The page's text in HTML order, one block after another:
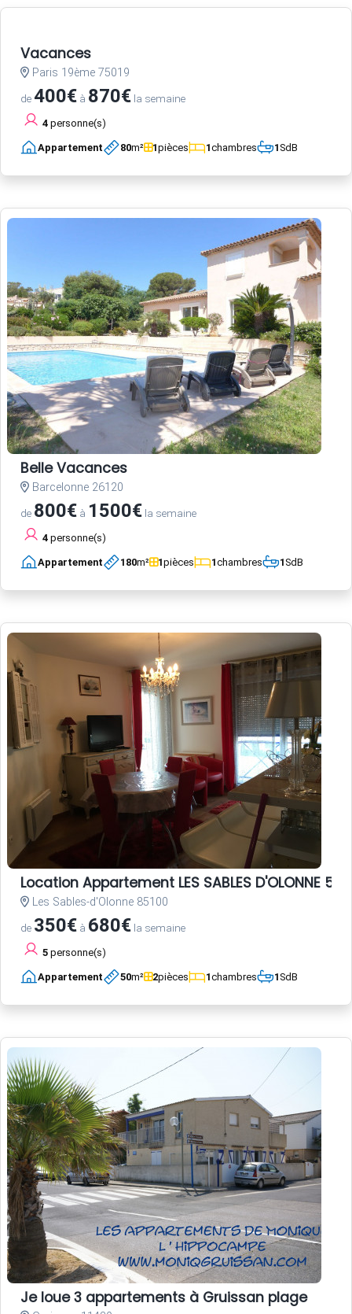
Vacances
Paris 19ème 75019
de400€ à 870€ la semaine
4 personne(s)
Appartement 80m² 1pièces 1chambres 1SdB
Belle Vacances
Barcelonne 26120
de 800€ à 1500€ la semaine
4 personne(s)
Appartement 180m² 1pièces 1chambres 1SdB
Location Appartement LES SABLES D'OLONNE 5
Les Sables-d'Olonne 85100
de 350€ à 680€ la semaine
5 personne(s)
Appartement 50m² 2pièces 1chambres 1SdB
Je loue 3 appartements à Gruissan plage